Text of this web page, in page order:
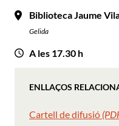
Biblioteca Jaume
Gelida
A les 17.30 h
ENLLAÇOS
Cartell de difusió